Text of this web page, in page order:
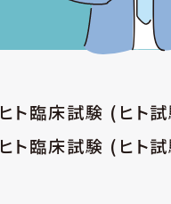
ヒト臨床試験 (ヒト
ヒト臨床試験 (ヒト